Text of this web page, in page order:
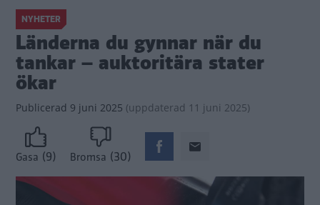
NYHETER
Länderna du gynnar när du
tankar – auktoritära stater
ökar
Publicerad 9 juni 2025 (uppdaterad 11 juni 2025)
Gasa (9) Bromsa (30)